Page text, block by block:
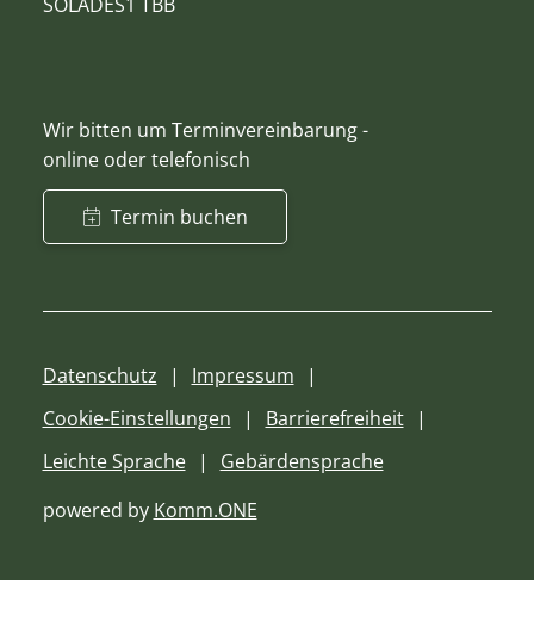
Wir bitten um Terminvereinbarung -
online oder telefonisch
Termin buchen
Datenschutz
Impressum
Cookie-Einstellungen
Barrierefreiheit
Leichte Sprache
Gebärdensprache
powered by Komm.ONE